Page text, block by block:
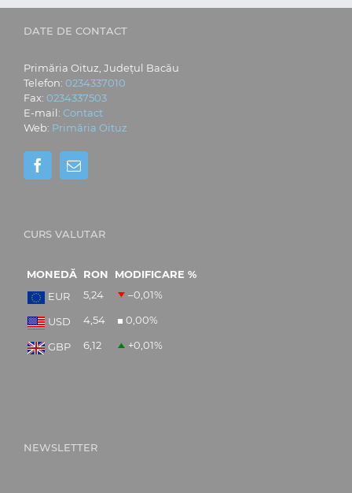
DATE DE CONTACT
Primăria Oituz, Județul Bacău
Telefon: 0234337010
Fax: 0234337503
E-mail: Contact
Web: Primăria Oituz
CURS VALUTAR
MONEDĂ RON
MODIFICARE %
EUR
5,24 –0,01%
USD 4,54 0,00%
GBP 6,12 +0,01%
NEWSLETTER